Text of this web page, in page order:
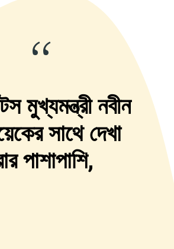
“
মুখ্যমন্ত্রী নবীন
সাথে দেখা
পাশাপাশি,